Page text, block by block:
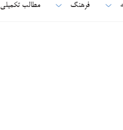
فرهنگ مطالب تکمیلی